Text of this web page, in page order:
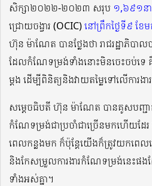
សិក្សា២០២២-២០២៣ សរុប ១,៦៩១ន
ជ្រោយចង្វារ (OCIC)នៅព្រឹកថ្ងៃទី៩ ខែ
ហ៊ុន ម៉ាណែត បានថ្លែងថា រាជរដ្ឋាភិបាល
ដែលកំណែទម្រង់ទាំងនោះមិនចេះចប់ទេ គឺរ
ម្តង ដើម្បីពិនិត្យនិងវាយតម្លៃទៅលើការងា
សម្តេចធិបតី ហ៊ុន ម៉ាណែត បានគូសបញ្ជាក់
កំណែទម្រង់ជាប្រចាំជាច្រើនមកហើយដែ
ពេលកន្លងមក ក៏ប៉ុន្តែយើងក៏ត្រូវយកពេលដើ
និងកែសម្រួលការងារកំណែទម្រង់នេះផង
ទាំងអស់គ្នា។